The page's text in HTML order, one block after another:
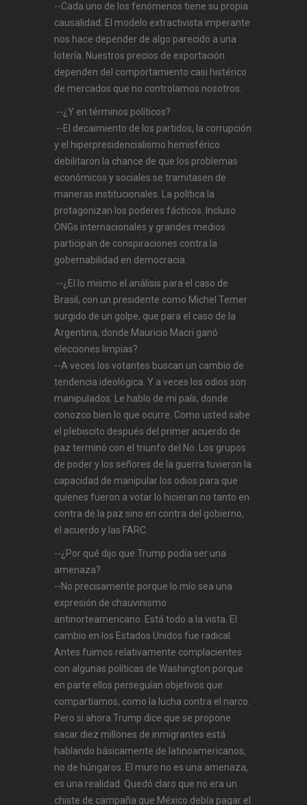
--Cada uno de los fenómenos tiene su propia
causalidad. El modelo extractivista imperante
nos hace depender de algo parecido a una
lotería. Nuestros precios de exportación
dependen del comportamiento casi histérico
de mercados que no controlamos nosotros.
--¿Y en términos políticos?
--El decaimiento de los partidos, la corrupción
y el hiperpresidencialismo hemisférico
debilitaron la chance de que los problemas
económicos y sociales se tramitasen de
maneras institucionales. La política la
protagonizan los poderes fácticos. Incluso
ONGs internacionales y grandes medios
participan de conspiraciones contra la
gobernabilidad en democracia.
--¿El lo mismo el análisis para el caso de
Brasil, con un presidente como Michel Temer
surgido de un golpe, que para el caso de la
Argentina, donde Mauricio Macri ganó
elecciones limpias?
--A veces los votantes buscan un cambio de
tendencia ideológica. Y a veces los odios son
manipulados. Le hablo de mi país, donde
conozco bien lo que ocurre. Como usted sabe
el plebiscito después del primer acuerdo de
paz terminó con el triunfo del No. Los grupos
de poder y los señores de la guerra tuvieron la
capacidad de manipular los odios para que
quienes fueron a votar lo hicieran no tanto en
contra de la paz sino en contra del gobierno,
el acuerdo y las FARC.
--¿Por qué dijo que Trump podía ser una
amenaza?
--No precisamente porque lo mío sea una
expresión de chauvinismo
antinorteamericano. Está todo a la vista. El
cambio en los Estados Unidos fue radical.
Antes fuimos relativamente complacientes
con algunas políticas de Washington porque
en parte ellos perseguían objetivos que
compartíamos, como la lucha contra el narco.
Pero si ahora Trump dice que se propone
sacar diez millones de inmigrantes está
hablando básicamente de latinoamericanos,
no de húngaros. El muro no es una amenaza,
es una realidad. Quedó claro que no era un
chiste de campaña que México debía pagar el